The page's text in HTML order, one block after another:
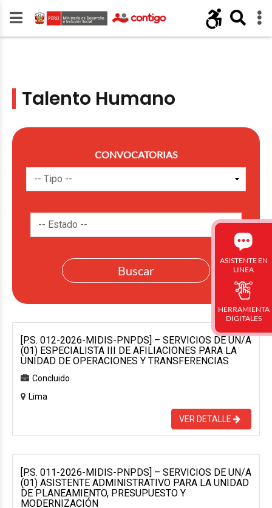
Talento Humano
CONVOCATORIAS
[P.S. 012-2026-MIDIS-PNPDS] – SERVICIOS DE UN/A
(01) ESPECIALISTA III DE AFILIACIONES PARA LA
UNIDAD DE OPERACIONES Y TRANSFERENCIAS
Concluido
Lima
VER DETALLE
[P.S. 011-2026-MIDIS-PNPDS] – SERVICIOS DE UN/A
(01) ASISTENTE ADMINISTRATIVO PARA LA UNIDAD
DE PLANEAMIENTO, PRESUPUESTO Y
MODERNIZACIÓN
ASISTENTE EN
LINEA
HERRAMIENTA
DIGITALES